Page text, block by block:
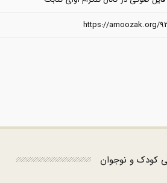
https://amoozak.org/
کودک و نوجوان